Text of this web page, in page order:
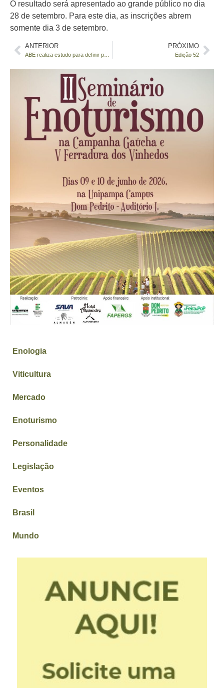
O resultado será apresentado ao grande público no dia
28 de setembro. Para este dia, as inscrições abrem
somente dia 3 de setembro.
ANTERIOR PRÓXIMO
Edição 52
Enologia
Viticultura
Mercado
Enoturismo
Personalidade
Legislação
Eventos
Brasil
Mundo